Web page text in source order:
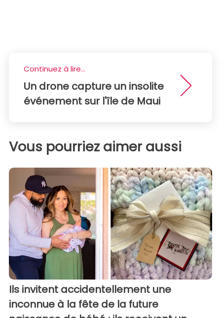
Continuez à lire...
Un drone capture un insolite
événement sur l'île de Maui
Vous pourriez aimer aussi
Ils invitent accidentellement une
inconnue à la fête de la future